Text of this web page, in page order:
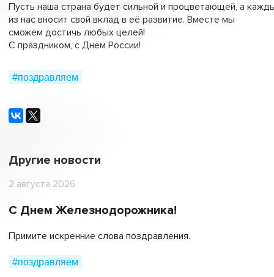
Пусть наша страна будет сильной и процветающей, а
из нас вносит свой вклад в её развитие. Вместе мы
сможем достичь любых целей!
С праздником, с Днём России!
#поздравляем
Другие новости
2 августа 2026
С Днем Железнодорожника!
Примите искренние слова поздравления.
#поздравляем